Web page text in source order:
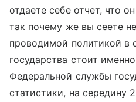
отдаете себе отчет, что
так почему же вы сеете
проводимой политикой в
государства стоит
Федеральной службы
статистики, на середину